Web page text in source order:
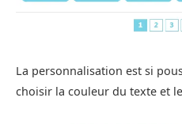
La personnalisation est si
choisir la couleur du texte et